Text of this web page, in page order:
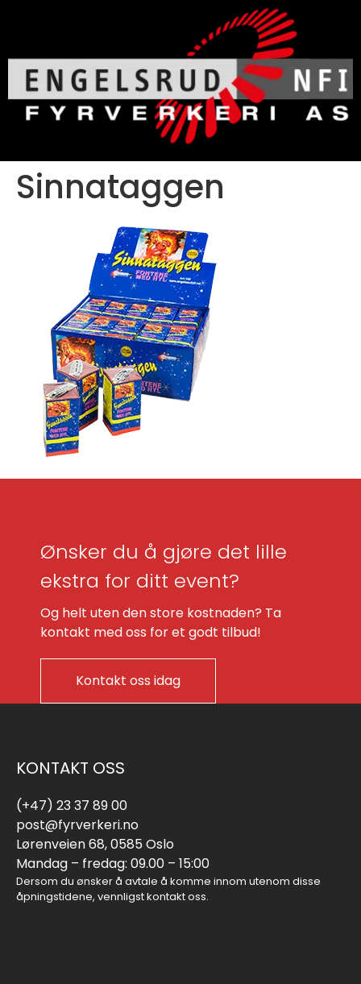
Sinnataggen
Ønsker du å gjøre det lille
ekstra for ditt event?
Og helt uten den store kostnaden? Ta
kontakt med oss for et godt tilbud!
Kontakt oss idag
KONTAKT OSS
(+47) 23 37 89 00
post@fyrverkeri.no
Lørenveien 68, 0585 Oslo
Mandag – fredag: 09.00 – 15:00
Dersom du ønsker å avtale å komme innom utenom disse
åpningstidene, vennligst kontakt oss.